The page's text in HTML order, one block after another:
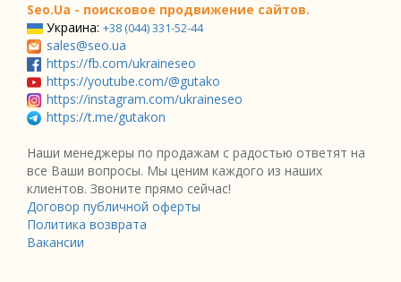
Seo.Ua - поисковое продвижение сайтов.
Украина: +38 (044) 331-52-44
sales@seo.ua
https://fb.com/ukraineseo
https://youtube.com/@gutako
https://instagram.com/ukraineseo
https://t.me/gutakon
Наши менеджеры по продажам с радостью ответят на
все Ваши вопросы. Мы ценим каждого из наших
клиентов. Звоните прямо сейчас!
Договор публичной оферты
Политика возврата
Вакансии